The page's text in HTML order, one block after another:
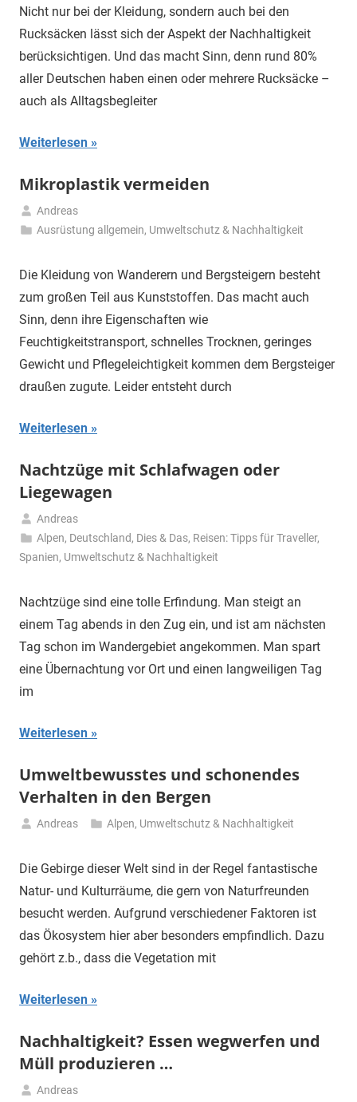
September
Nicht nur bei der Kleidung, sondern auch bei den
Rucksäcken lässt sich der Aspekt der Nachhaltigkeit
berücksichtigen. Und das macht Sinn, denn rund 80%
aller Deutschen haben einen oder mehrere Rucksäcke –
auch als Alltagsbegleiter
Weiterlesen
Mikroplastik vermeiden
19.
2020
Andreas
Ausrüstung allgemein, Umweltschutz & Nachhaltigkeit
Die Kleidung von Wanderern und Bergsteigern besteht
zum großen Teil aus Kunststoffen. Das macht auch
Sinn, denn ihre Eigenschaften wie
Feuchtigkeitstransport, schnelles Trocknen, geringes
Gewicht und Pflegeleichtigkeit kommen dem Bergsteiger
draußen zugute. Leider entsteht durch
Weiterlesen
Nachtzüge mit Schlafwagen oder
Liegewagen
9.
Mai
Andreas
Alpen, Deutschland, Dies & Das, Reisen: Tipps für Traveller,
Spanien, Umweltschutz & Nachhaltigkeit
Nachtzüge sind eine tolle Erfindung. Man steigt an
einem Tag abends in den Zug ein, und ist am nächsten
Tag schon im Wandergebiet angekommen. Man spart
eine Übernachtung vor Ort und einen langweiligen Tag
im
Weiterlesen
Umweltbewusstes und schonendes
Verhalten in den Bergen
April
Andreas Alpen, Umweltschutz & Nachhaltigkeit
Die Gebirge dieser Welt sind in der Regel fantastische
Natur- und Kulturräume, die gern von Naturfreunden
besucht werden. Aufgrund verschiedener Faktoren ist
das Ökosystem hier aber besonders empfindlich. Dazu
gehört z.b., dass die Vegetation mit
Weiterlesen
Nachhaltigkeit? Essen wegwerfen und
Müll produzieren …
Andreas